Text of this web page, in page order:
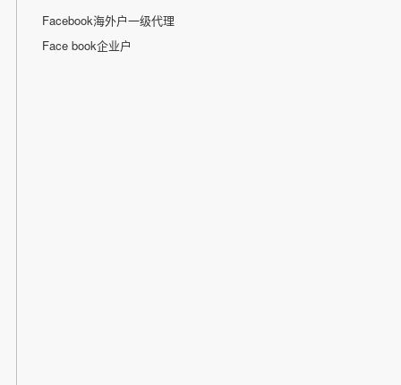
Facebook海外户一级代理
Face book企业户